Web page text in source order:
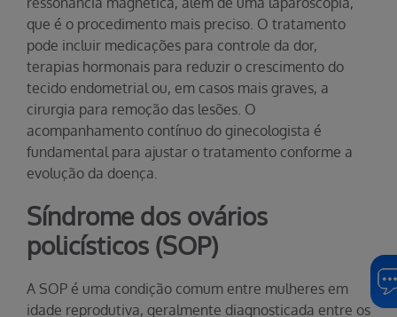
que é o procedimento mais preciso. O tratamento
pode incluir medicações para controle da dor,
terapias hormonais para reduzir o crescimento do
tecido endometrial ou, em casos mais graves, a
cirurgia para remoção das lesões. O
acompanhamento contínuo do ginecologista é
fundamental para ajustar o tratamento conforme a
evolução da doença.
Síndrome dos ovários
policísticos (SOP)
A SOP é uma condição comum entre mulheres em
idade reprodutiva, geralmente diagnosticada entre os